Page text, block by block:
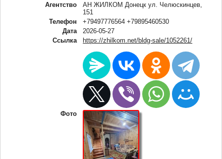
Агентство
АН ЖИЛКОМ Донецк ул. Челюскинцев,
151
Телефон
+79497776564 +79895460530
Дата
2026-05-27
Ссылка
https://zhilkom.net/bldg-sale/1052261/
Фото